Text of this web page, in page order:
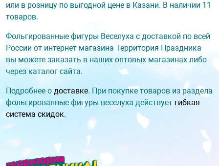
или в розницу по выгодной цене в Казани. В наличии 11
товаров.
Фольгированные фигуры Веселуха с доставкой по всей
России от интернет-магазина Территория Праздника
вы можете заказать в наших оптовых магазинах либо
через каталог сайта.
Подробнее о доставке. При покупке товаров из раздела
фольгированные фигуры веселуха действует гибкая
система скидок.